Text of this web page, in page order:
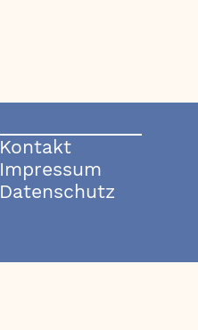
Kontakt
Impressum
Datenschutz